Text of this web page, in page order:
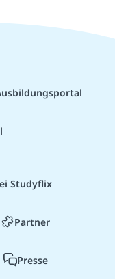
Studyflix
Partner
Presse